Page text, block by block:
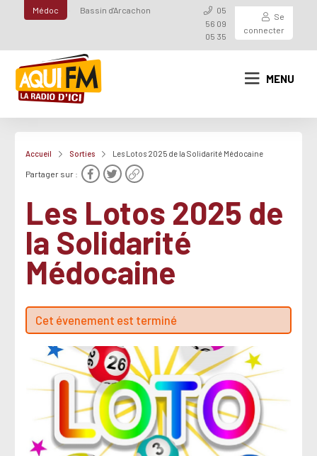
Médoc Bassin d'Arcachon
05
56 09
05 35
Se
connecter
MENU
Accueil Sorties Les Lotos 2025 de la Solidarité Médocaine
Partager sur :
Les Lotos 2025 de
la Solidarité
Médocaine
Cet évenement est terminé